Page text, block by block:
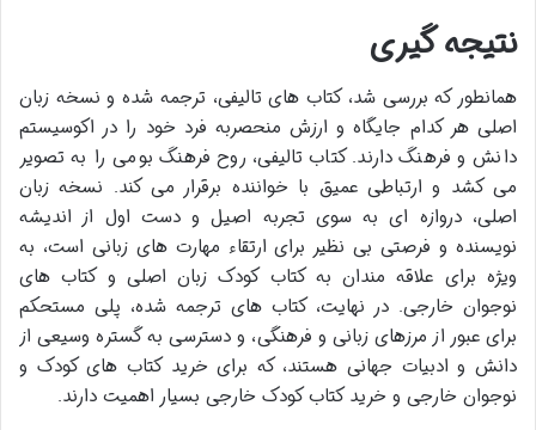
نتیجه گیری
همانطور که بررسی شد، کتاب های تالیفی، ترجمه شده و نسخه زبان
اصلی هر کدام جایگاه و ارزش منحصربه فرد خود را در اکوسیستم
دانش و فرهنگ دارند. کتاب تالیفی، روح فرهنگ بومی را به تصویر
می کشد و ارتباطی عمیق با خواننده برقرار می کند. نسخه زبان
اصلی، دروازه ای به سوی تجربه اصیل و دست اول از اندیشه
نویسنده و فرصتی بی نظیر برای ارتقاء مهارت های زبانی است، به
ویژه برای علاقه مندان به کتاب کودک زبان اصلی و کتاب های
نوجوان خارجی. در نهایت، کتاب های ترجمه شده، پلی مستحکم
برای عبور از مرزهای زبانی و فرهنگی، و دسترسی به گستره وسیعی از
دانش و ادبیات جهانی هستند، که برای خرید کتاب های کودک و
نوجوان خارجی و خرید کتاب کودک خارجی بسیار اهمیت دارند.